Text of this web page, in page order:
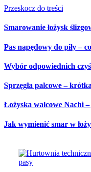
Przeskocz do treści
Smarowanie łożysk
Pas napędowy do piły –
Wybór odpowiednich
Sprzęgła palcowe –
Łożyska walcowe Nachi
Jak wymienić smar w